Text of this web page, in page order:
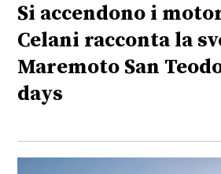
Si accendono i
Celani racconta la
Maremoto San
days